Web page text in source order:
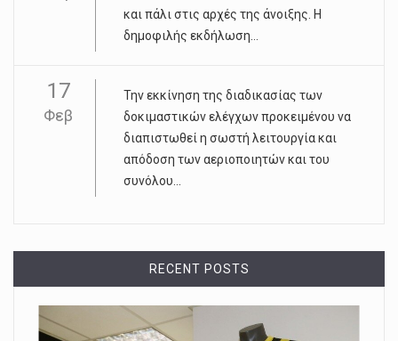
και πάλι στις αρχές της άνοιξης. Η
δημοφιλής εκδήλωση...
17
Φεβ
Την εκκίνηση της διαδικασίας των
δοκιμαστικών ελέγχων προκειμένου να
διαπιστωθεί η σωστή λειτουργία και
απόδοση των αεριοποιητών και του
συνόλου...
RECENT POSTS